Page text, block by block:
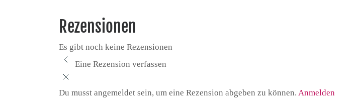
Rezensionen
Es gibt noch keine Rezensionen
Eine Rezension verfassen
Du musst angemeldet sein, um eine Rezension abgeben zu können. Anmelden